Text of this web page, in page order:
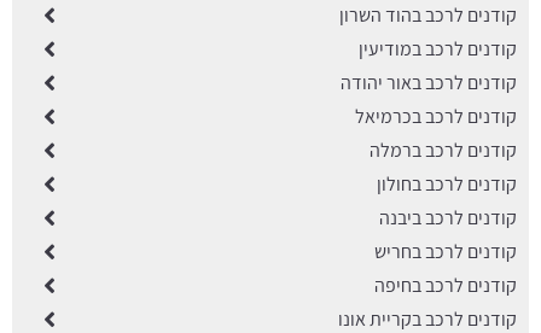
קודנים לרכב בהוד השרון
קודנים לרכב במודיעין
קודנים לרכב באור יהודה
קודנים לרכב בכרמיאל
קודנים לרכב ברמלה
קודנים לרכב בחולון
קודנים לרכב ביבנה
קודנים לרכב בחריש
קודנים לרכב בחיפה
קודנים לרכב בקריית אונו